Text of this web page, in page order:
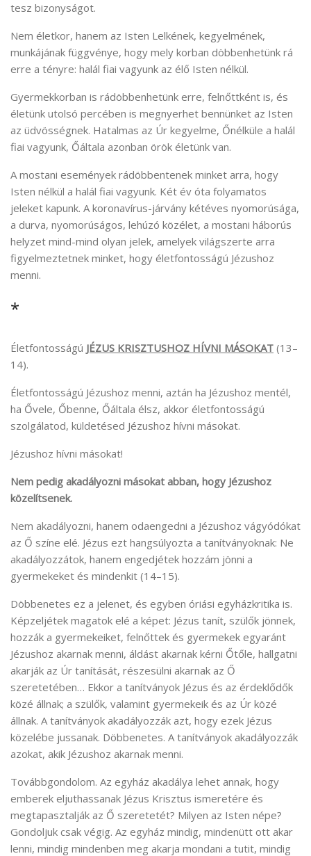
tesz bizonyságot.
Nem életkor, hanem az Isten Lelkének, kegyelmének,
munkájának függvénye, hogy mely korban döbbenhetünk rá
erre a tényre: halál fiai vagyunk az élő Isten nélkül.
Gyermekkorban is rádöbbenhetünk erre, felnőttként is, és
életünk utolsó percében is megnyerhet bennünket az Isten
az üdvösségnek. Hatalmas az Úr kegyelme, Őnélküle a halál
fiai vagyunk, Őáltala azonban örök életünk van.
A mostani események rádöbbentenek minket arra, hogy
Isten nélkül a halál fiai vagyunk. Két év óta folyamatos
jeleket kapunk. A koronavírus-járvány kétéves nyomorúsága,
a durva, nyomorúságos, lehúzó közélet, a mostani háborús
helyzet mind-mind olyan jelek, amelyek világszerte arra
figyelmeztetnek minket, hogy életfontosságú Jézushoz
menni.
*
Életfontosságú JÉZUS KRISZTUSHOZ HÍVNI MÁSOKAT (13–
14).
Életfontosságú Jézushoz menni, aztán ha Jézushoz mentél,
ha Ővele, Őbenne, Őáltala élsz, akkor életfontosságú
szolgálatod, küldetésed Jézushoz hívni másokat.
Jézushoz hívni másokat!
Nem pedig akadályozni másokat abban, hogy Jézushoz
közelítsenek.
Nem akadályozni, hanem odaengedni a Jézushoz vágyódókat
az Ő színe elé. Jézus ezt hangsúlyozta a tanítványoknak: Ne
akadályozzátok, hanem engedjétek hozzám jönni a
gyermekeket és mindenkit (14–15).
Döbbenetes ez a jelenet, és egyben óriási egyházkritika is.
Képzeljétek magatok elé a képet: Jézus tanít, szülők jönnek,
hozzák a gyermekeiket, felnőttek és gyermekek egyaránt
Jézushoz akarnak menni, áldást akarnak kérni Őtőle, hallgatni
akarják az Úr tanítását, részesülni akarnak az Ő
szeretetében… Ekkor a tanítványok Jézus és az érdeklődők
közé állnak; a szülők, valamint gyermekeik és az Úr közé
állnak. A tanítványok akadályozzák azt, hogy ezek Jézus
közelébe jussanak. Döbbenetes. A tanítványok akadályozzák
azokat, akik Jézushoz akarnak menni.
Továbbgondolom. Az egyház akadálya lehet annak, hogy
emberek eljuthassanak Jézus Krisztus ismeretére és
megtapasztalják az Ő szeretetét? Milyen az Isten népe?
Gondoljuk csak végig. Az egyház mindig, mindenütt ott akar
lenni, mindig mindenben meg akarja mondani a tutit, mindig